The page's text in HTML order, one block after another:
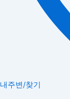
내주변/찾기